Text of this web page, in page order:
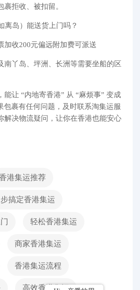
拒收、被扣留。​
离岛）能送货上门吗？​
加收200元偏远附加费可派送
南丫岛、坪洲、长洲等需要坐船的区
能让 “内地寄香港” 从 “麻烦事” 变成
包裹有任何问题，及时联系淘集运服
解决物流疑问，让你在香港也能安心
港集运推荐
搞定香港集运
轻松香港集运
商家香港集运
香港集运流程
高效香港集运